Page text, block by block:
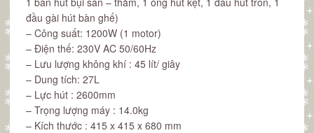
đầu gài hút bàn ghế)
– Công suất: 1200W (1 motor)
– Điện thế: 230V AC 50/60Hz
– Lưu lượng không khí : 45 lít/ giây
– Dung tích: 27L
– Lực hút : 2600mm
– Trọng lượng máy : 14.0kg
– Kích thước : 415 x 415 x 680 mm